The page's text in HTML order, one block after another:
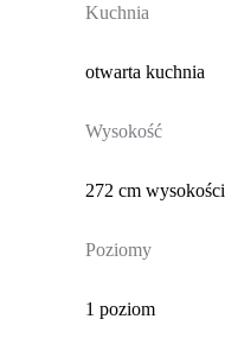
Kuchnia
otwarta kuchnia
Wysokość
272 cm wysokości
Poziomy
1 poziom